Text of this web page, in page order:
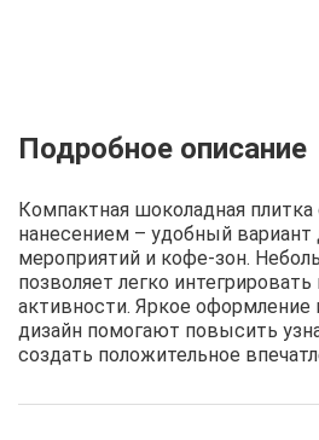
Описание Отзывы Рецепты
Компактная шоколадная
нанесением – удобный вариант
мероприятий и кофе-зон.
позволяет легко
активности. Яркое
дизайн помогают повысить
создать положительное